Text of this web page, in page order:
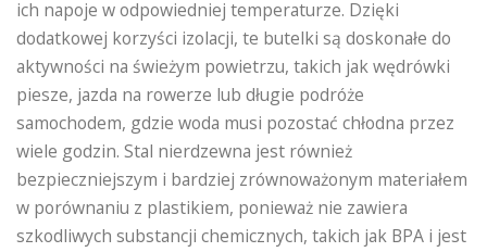
ich napoje w odpowiedniej temperaturze. Dzięki
dodatkowej korzyści izolacji, te butelki są doskonałe do
aktywności na świeżym powietrzu, takich jak wędrówki
piesze, jazda na rowerze lub długie podróże
samochodem, gdzie woda musi pozostać chłodna przez
wiele godzin. Stal nierdzewna jest również
bezpieczniejszym i bardziej zrównoważonym materiałem
w porównaniu z plastikiem, ponieważ nie zawiera
szkodliwych substancji chemicznych, takich jak BPA i jest